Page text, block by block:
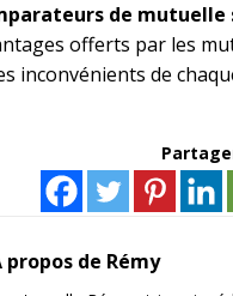
de mutuelle
offerts par les
inconvénients de
propos de Rémy